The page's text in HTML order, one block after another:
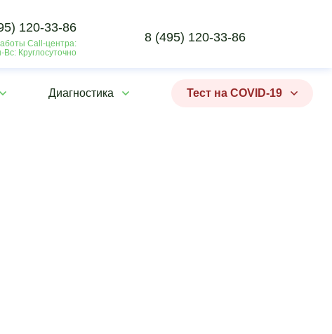
120-33-86
Call-центра:
Вс: Круглосуточно
8 (495) 120-33-86
Диагностика Тест на COVID-19